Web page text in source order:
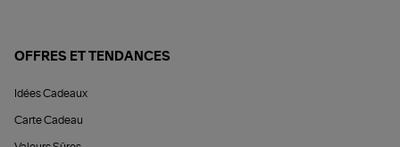
OFFRES ET TENDANCES
Idées Cadeaux
Carte Cadeau